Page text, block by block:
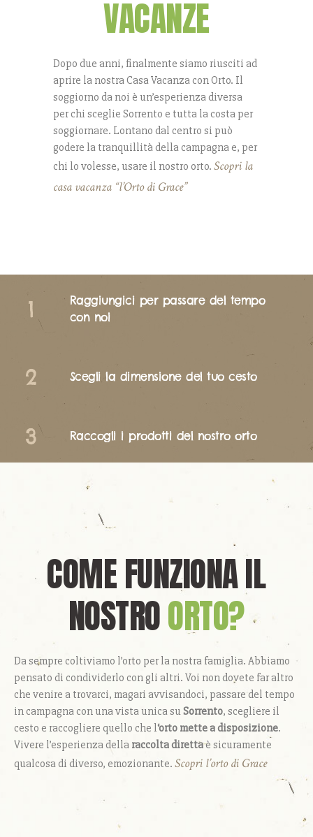
VACANZE
Dopo due anni, finalmente siamo riusciti ad
aprire la nostra Casa Vacanza con Orto. Il
soggiorno da noi è un’esperienza diversa
per chi sceglie Sorrento e tutta la costa per
soggiornare. Lontano dal centro si può
godere la tranquillità della campagna e, per
chi lo volesse, usare il nostro orto.Scopri la
casa vacanza “l’Orto di Grace”
Raggiungici per passare del tempo
con noi
Scegli la dimensione del tuo cesto
Raccogli i prodotti del nostro orto
COME FUNZIONA IL
NOSTROORTO?
Da sempre coltiviamo l’orto per la nostra famiglia. Abbiamo
pensato di condividerlo con gli altri. Voi non dovete far altro
che venire a trovarci, magari avvisandoci, passare del tempo
in campagna con una vista unica suSorrento, scegliere il
cesto e raccogliere quello che l‘orto mette a disposizione.
Vivere l’esperienza della raccolta direttaè sicuramente
qualcosa di diverso, emozionante. Scopri l’orto di Grace